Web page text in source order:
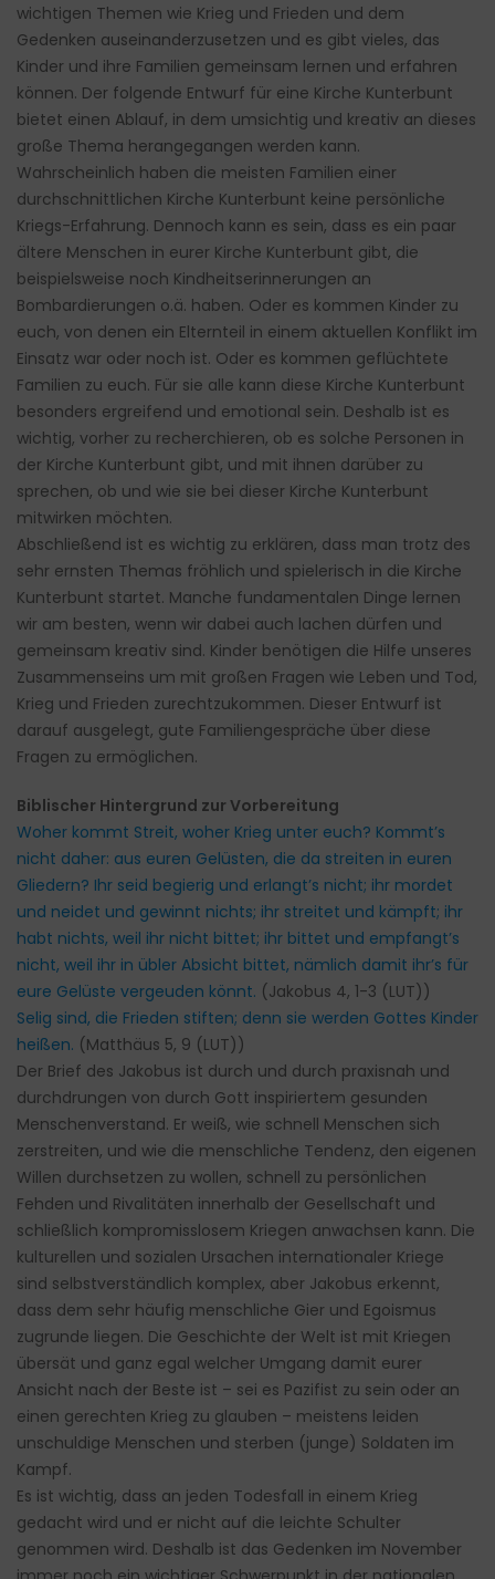
wichtigen Themen wie Krieg und Frieden und dem
Gedenken auseinanderzusetzen und es gibt vieles, das
Kinder und ihre Familien gemeinsam lernen und erfahren
können. Der folgende Entwurf für eine Kirche Kunterbunt
bietet einen Ablauf, in dem umsichtig und kreativ an dieses
große Thema herangegangen werden kann.
Wahrscheinlich haben die meisten Familien einer
durchschnittlichen Kirche Kunterbunt keine persönliche
Kriegs-Erfahrung. Dennoch kann es sein, dass es ein paar
ältere Menschen in eurer Kirche Kunterbunt gibt, die
beispielsweise noch Kindheitserinnerungen an
Bombardierungen o.ä. haben. Oder es kommen Kinder zu
euch, von denen ein Elternteil in einem aktuellen Konflikt im
Einsatz war oder noch ist. Oder es kommen geflüchtete
Familien zu euch. Für sie alle kann diese Kirche Kunterbunt
besonders ergreifend und emotional sein. Deshalb ist es
wichtig, vorher zu recherchieren, ob es solche Personen in
der Kirche Kunterbunt gibt, und mit ihnen darüber zu
sprechen, ob und wie sie bei dieser Kirche Kunterbunt
mitwirken möchten.
Abschließend ist es wichtig zu erklären, dass man trotz des
sehr ernsten Themas fröhlich und spielerisch in die Kirche
Kunterbunt startet. Manche fundamentalen Dinge lernen
wir am besten, wenn wir dabei auch lachen dürfen und
gemeinsam kreativ sind. Kinder benötigen die Hilfe unseres
Zusammenseins um mit großen Fragen wie Leben und Tod,
Krieg und Frieden zurechtzukommen. Dieser Entwurf ist
darauf ausgelegt, gute Familiengespräche über diese
Fragen zu ermöglichen.
Biblischer Hintergrund zur Vorbereitung
Woher kommt Streit, woher Krieg unter euch? Kommt’s
nicht daher: aus euren Gelüsten, die da streiten in euren
Gliedern? Ihr seid begierig und erlangt’s nicht; ihr mordet
und neidet und gewinnt nichts; ihr streitet und kämpft; ihr
habt nichts, weil ihr nicht bittet; ihr bittet und empfangt’s
nicht, weil ihr in übler Absicht bittet, nämlich damit ihr’s für
eure Gelüste vergeuden könnt. (Jakobus 4, 1-3 (LUT))
Selig sind, die Frieden stiften; denn sie werden Gottes Kinder
heißen. (Matthäus 5, 9 (LUT))
Der Brief des Jakobus ist durch und durch praxisnah und
durchdrungen von durch Gott inspiriertem gesunden
Menschenverstand. Er weiß, wie schnell Menschen sich
zerstreiten, und wie die menschliche Tendenz, den eigenen
Willen durchsetzen zu wollen, schnell zu persönlichen
Fehden und Rivalitäten innerhalb der Gesellschaft und
schließlich kompromisslosem Kriegen anwachsen kann. Die
kulturellen und sozialen Ursachen internationaler Kriege
sind selbstverständlich komplex, aber Jakobus erkennt,
dass dem sehr häufig menschliche Gier und Egoismus
zugrunde liegen. Die Geschichte der Welt ist mit Kriegen
übersät und ganz egal welcher Umgang damit eurer
Ansicht nach der Beste ist – sei es Pazifist zu sein oder an
einen gerechten Krieg zu glauben – meistens leiden
unschuldige Menschen und sterben (junge) Soldaten im
Kampf.
Es ist wichtig, dass an jeden Todesfall in einem Krieg
gedacht wird und er nicht auf die leichte Schulter
genommen wird. Deshalb ist das Gedenken im November